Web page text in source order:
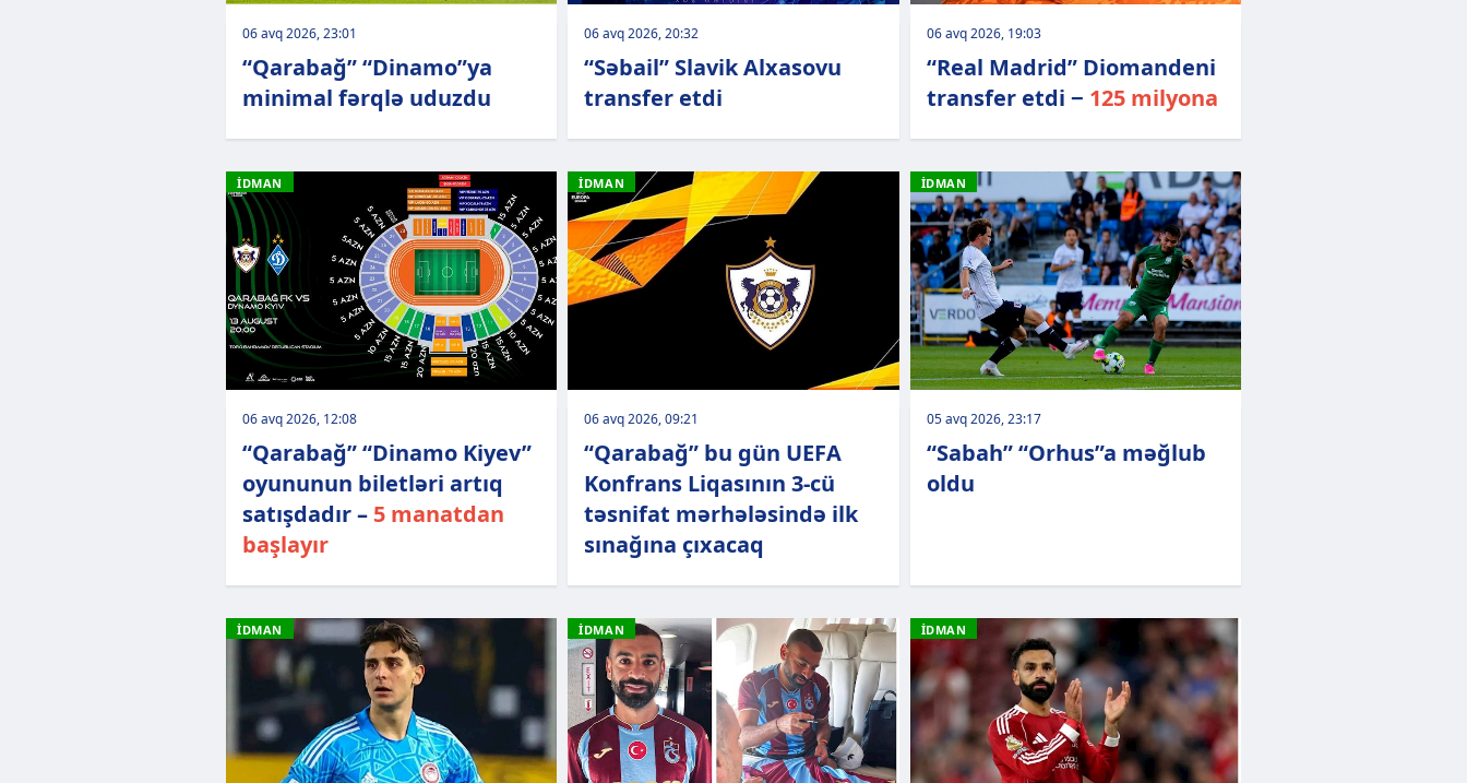
06 avq 2026, 23:01
“Qarabağ” “Dinamo”ya
minimal fərqlə uduzdu
06 avq 2026, 20:32
“Səbail” Slavik Alxasovu
transfer etdi
06 avq 2026, 19:03
“Real Madrid” Diomandeni
transfer etdi − 125 milyona
İDMAN
06 avq 2026, 12:08
“Qarabağ” “Dinamo Kiyev”
oyununun biletləri artıq
satışdadır – 5 manatdan
başlayır
İDMAN
06 avq 2026, 09:21
“Qarabağ” bu gün UEFA
Konfrans Liqasının 3-cü
təsnifat mərhələsində ilk
sınağına çıxacaq
İDMAN
05 avq 2026, 23:17
“Sabah” “Orhus”a məğlub
oldu
İDMAN İDMAN İDMAN